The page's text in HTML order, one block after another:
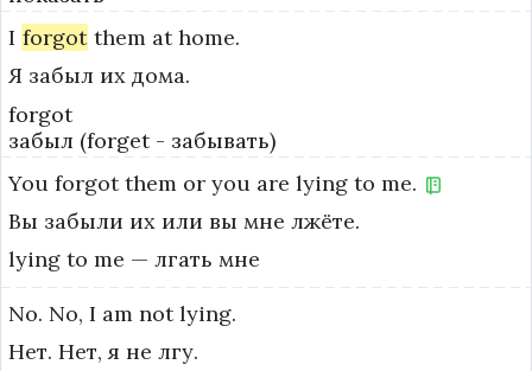
I forgot them at home.
Я забыл их дома.
forgot
забыл (forget - забывать)
You forgot them or you are lying to me.
Вы забыли их или вы мне лжёте.
lying to me — лгать мне
No. No, I am not lying.
Нет. Нет, я не лгу.